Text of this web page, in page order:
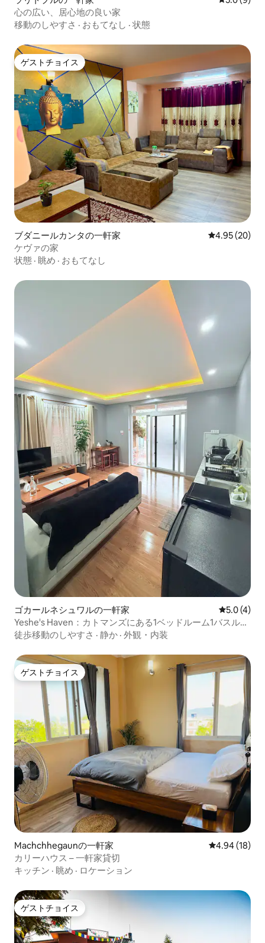
心の広い、居心地の良い家
移動のしやすさ · おもてなし · 状態
ゲストチョイス
ゲストチョイス
ブダニールカンタの一軒家 レビュー20
4.95 (20)
ケヴァの家
状態 · 眺め · おもてなし
ゴカールネシュワルの一軒家 レビュー4
5.0 (4)
Yeshe's Haven：カトマンズにある1ベッドルーム1バスルー
ム1キッチンのマンション・アパート
徒歩移動のしやすさ · 静か · 外観・内装
ゲストチョイス
ゲストチョイス
Machchhegaunの一軒家 レビュー18
4.94 (18)
カリーハウス – 一軒家貸切
キッチン · 眺め · ロケーション
ゲストチョイス
ゲストチョイス